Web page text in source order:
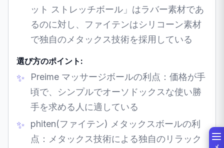
ット ストレッチボール」はラバー素材であ
るのに対し、ファイテンはシリコーン素材
で独自のメタックス技術を採用している
選び方のポイント:
Preime マッサージボールの利点：価格が手
頃で、シンプルでオーソドックスな使い勝
手を求める人に適している
phiten(ファイテン) メタックスボールの利
点：メタックス技術による独自のリラック